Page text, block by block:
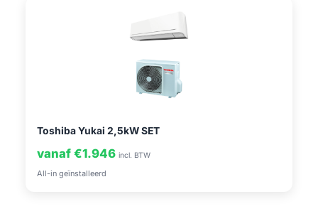
Toshiba Yukai 2,5kW SET
vanaf €1.946 incl. BTW
All-in geïnstalleerd